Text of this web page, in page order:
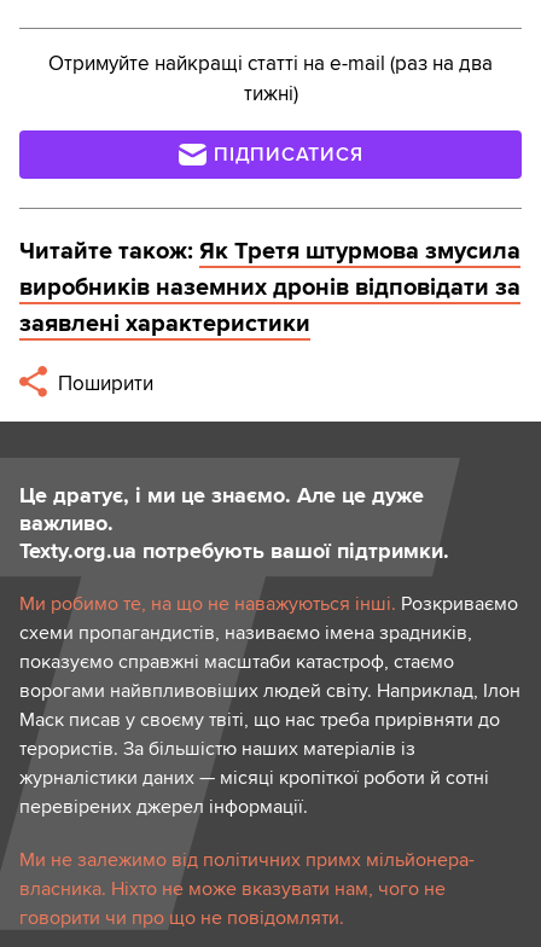
Отримуйте найкращі статті на e-mail (раз на два
тижні)
ПІДПИСАТИСЯ
Читайте також: Як Третя штурмова змусила
виробників наземних дронів відповідати за
заявлені характеристики
Поширити
Це дратує, і ми це знаємо. Але це дуже
важливо.
Texty.org.ua потребують вашої підтримки.
Ми робимо те, на що не наважуються інші. Розкриваємо
схеми пропагандистів, називаємо імена зрадників,
показуємо справжні масштаби катастроф, стаємо
ворогами найвпливовіших людей світу. Наприклад, Ілон
Маск писав у своєму твіті, що нас треба прирівняти до
терористів. За більшістю наших матеріалів із
журналістики даних — місяці кропіткої роботи й сотні
перевірених джерел інформації.
Ми не залежимо від політичних примх мільйонера-
власника. Ніхто не може вказувати нам, чого не
говорити чи про що не повідомляти.